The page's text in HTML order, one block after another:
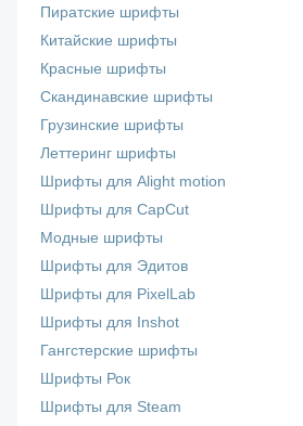
Пиратские шрифты
Китайские шрифты
Красные шрифты
Скандинавские шрифты
Грузинские шрифты
Леттеринг шрифты
Шрифты для Alight motion
Шрифты для CapCut
Модные шрифты
Шрифты для Эдитов
Шрифты для PixelLab
Шрифты для Inshot
Гангстерские шрифты
Шрифты Рок
Шрифты для Steam